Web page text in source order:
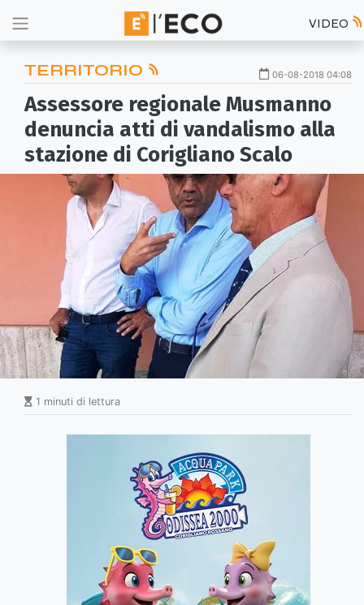
VIDEO
TERRITORIO 06-08-2018 04:08
Assessore regionale Musmanno
denuncia atti di vandalismo alla
stazione di Corigliano Scalo
1 minuti di lettura